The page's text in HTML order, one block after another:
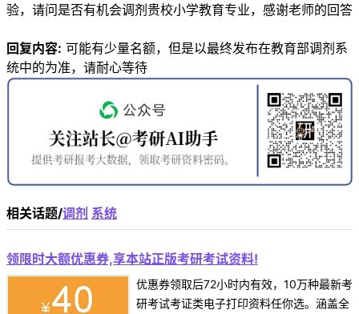
验，请问是否有机会调剂贵校小学教育专业，感谢老师的回答
回复内容: 可能有少量名额，但是以最终发布在教育部调剂系
统中的为准，请耐心等待
相关话题/调剂 系统
领限时大额优惠券,享本站正版考研考试资料!
优惠券领取后72小时内有效，10万种最新考
研考试考证类电子打印资料任你选。涵盖全